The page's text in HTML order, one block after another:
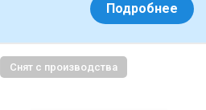
Снят с производства
Подробнее